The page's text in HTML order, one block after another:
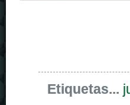
Etiquetas...